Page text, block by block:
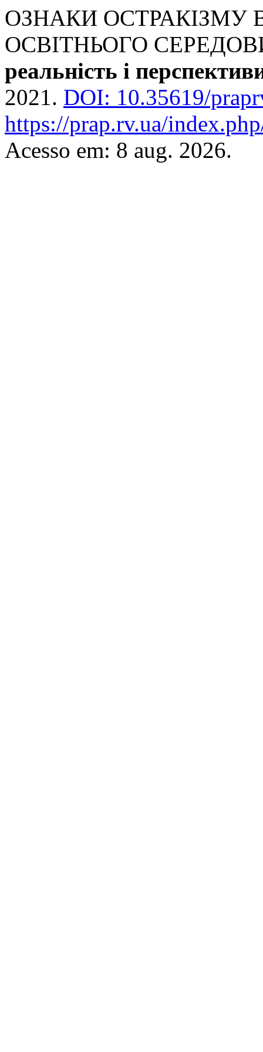
ОЗНАКИ ОСТРАКІЗМУ
ОСВІТНЬОГО
реальність і
2021. DOI: 10.35619/
https://prap.rv.ua/
Acesso em: 8 aug. 2026.